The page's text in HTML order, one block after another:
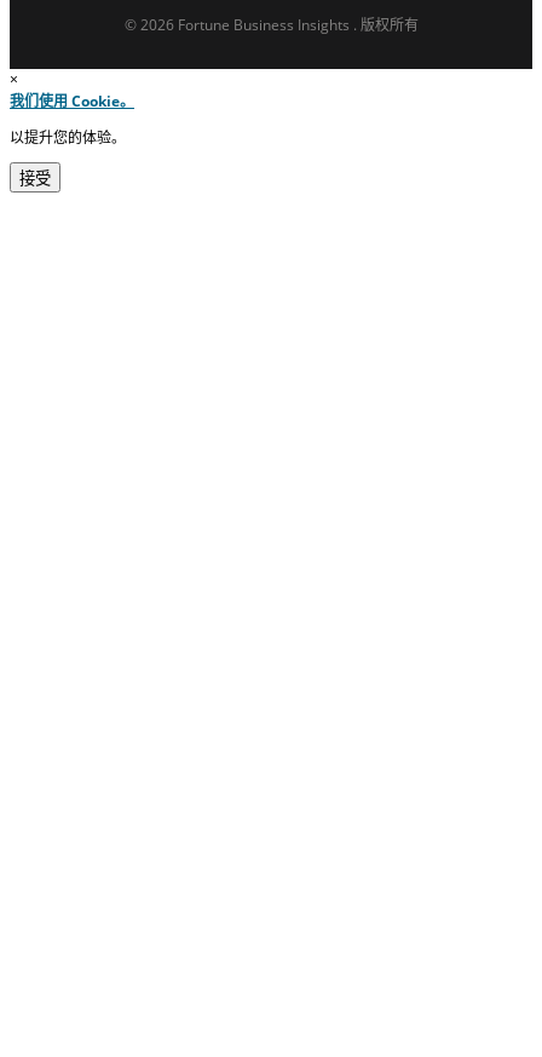
© 2026 Fortune Business Insights . 版权所有
×
我们使用 Cookie。
以提升您的体验。
接受